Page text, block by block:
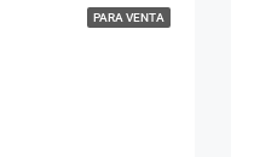
PARA VENTA